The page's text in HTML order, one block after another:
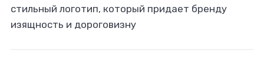
стильный логотип, который придает бренду
изящность и дороговизну